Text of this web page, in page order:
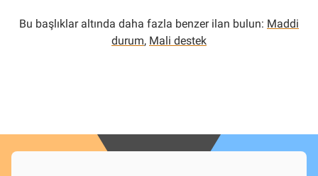
Bu başlıklar altında daha fazla benzer ilan bulun: Maddi
durum, Mali destek